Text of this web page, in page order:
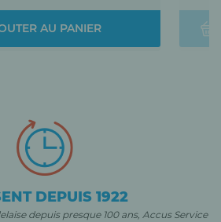
AU PANIER
DEPUIS 1922
depuis presque 100 ans, Accus Service